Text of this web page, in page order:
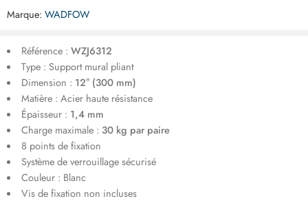
Marque: WADFOW
Référence : WZJ6312
Type : Support mural pliant
Dimension : 12″ (300 mm)
Matière : Acier haute résistance
Épaisseur : 1,4 mm
Charge maximale : 30 kg par paire
8 points de fixation
Système de verrouillage sécurisé
Couleur : Blanc
Vis de fixation non incluses